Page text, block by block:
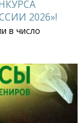
2026»!
в число